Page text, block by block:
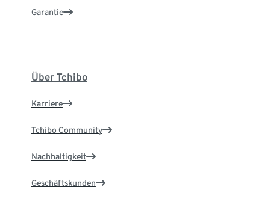
Garantie
Über Tchibo
Karriere
Tchibo Community
Nachhaltigkeit
Geschäftskunden